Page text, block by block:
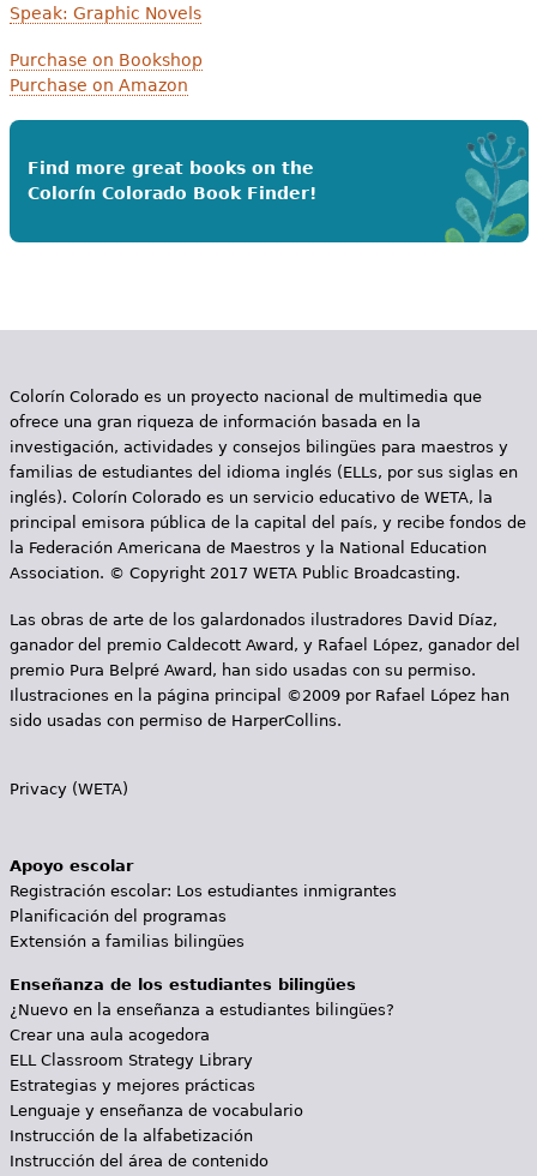
Speak: Graphic Novels
Purchase on Bookshop
Purchase on Amazon
Find more great books on the
Colorín Colorado Book Finder!
Colorín Colorado es un proyecto nacional de multimedia que
ofrece una gran riqueza de información basada en la
investigación, actividades y consejos bilingües para maestros y
familias de estudiantes del idioma inglés (ELLs, por sus siglas en
inglés). Colorín Colorado es un servicio educativo de WETA, la
principal emisora pública de la capital del país, y recibe fondos de
la Federación Americana de Maestros y la National Education
Association. © Copyright 2017 WETA Public Broadcasting.
Las obras de arte de los galardonados ilustradores David Díaz,
ganador del premio Caldecott Award, y Rafael López, ganador del
premio Pura Belpré Award, han sido usadas con su permiso.
Ilustraciones en la página principal ©2009 por Rafael López han
sido usadas con permiso de HarperCollins.
Privacy (WETA)
Apoyo escolar
Registración escolar: Los estudiantes inmigrantes
Planificación del programas
Extensión a familias bilingües
Enseñanza de los estudiantes bilingües
¿Nuevo en la enseñanza a estudiantes bilingües?
Crear una aula acogedora
ELL Classroom Strategy Library
Estrategias y mejores prácticas
Lenguaje y enseñanza de vocabulario
Instrucción de la alfabetización
Instrucción del área de contenido